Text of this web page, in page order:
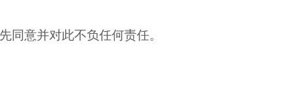
同意并对此不负任何责任。